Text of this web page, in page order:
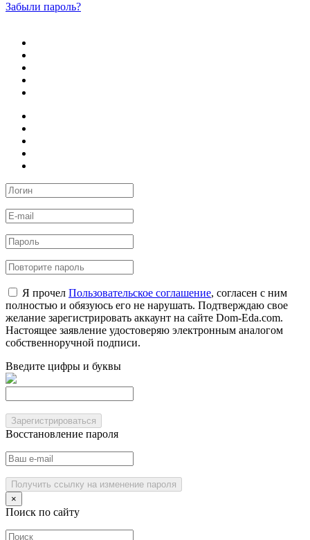
Забыли пароль?
Я прочел Пользовательское соглашение, согласен с ним
полностью и обязуюсь его не нарушать. Подтверждаю свое
желание зарегистрировать аккаунт на сайте Dom-Eda.com.
Настоящее заявление удостоверяю электронным аналогом
собственноручной подписи.
Введите цифры и буквы
Зарегистрироваться
Восстановление пароля
Получить ссылку на изменение пароля
×
Поиск по сайту